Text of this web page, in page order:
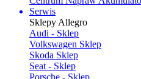
Serwis
Sklepy Allegro
Audi - Sklep
Volkswagen Sklep
Skoda Sklep
Seat - Sklep
Porsche - Sklep